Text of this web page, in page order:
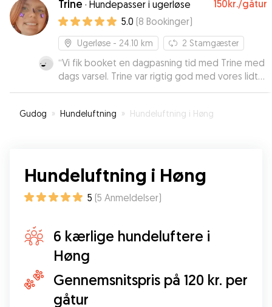
Trine · Hundepasser i ugerløse 150kr./gåtur
5.0 (8 Bookinger)
Ugerløse - 24.10 km 2 Stamgæster
“Vi fik booket en dagpasning tid med Trine med
dags varsel. Trine var rigtig god med vores lidt
forsigtig og tilbageholdende 6 måneder
en rolig og imødekommende person. Echo fik
allerede booket flere dagpasning dage med
hende.”
Gudog » Hundeluftning » Hundeluftning i Høng
Hundeluftning i Høng
5 (5 Anmeldelser)
6 kærlige hundeluftere i
Høng
Gennemsnitspris på 120 kr. per
gåtur